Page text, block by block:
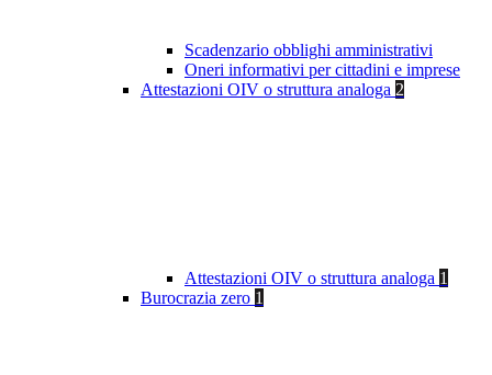
Scadenzario obblighi amministrativi
Oneri informativi per cittadini e imprese
Attestazioni OIV o struttura analoga 2
Attestazioni OIV o struttura analoga 1
Burocrazia zero 1